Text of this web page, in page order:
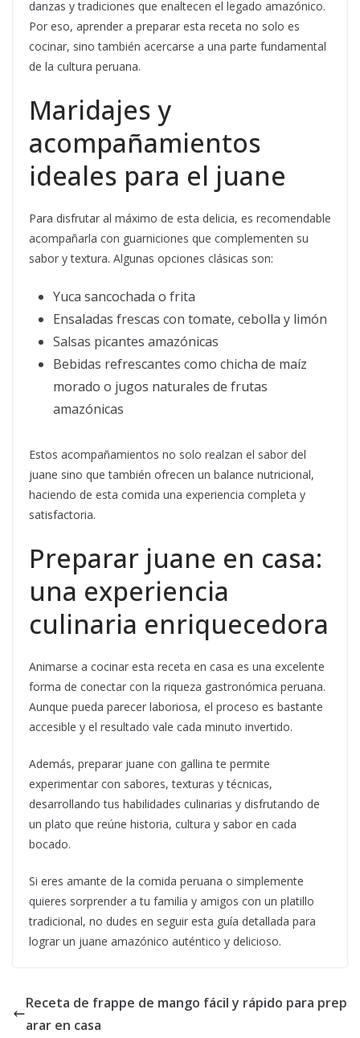
danzas y tradiciones que enaltecen el legado amazónico.
Por eso, aprender a preparar esta receta no solo es
cocinar, sino también acercarse a una parte fundamental
de la cultura peruana.
Maridajes y
acompañamientos
ideales para el juane
Para disfrutar al máximo de esta delicia, es recomendable
acompañarla con guarniciones que complementen su
sabor y textura. Algunas opciones clásicas son:
Yuca sancochada o frita
Ensaladas frescas con tomate, cebolla y limón
Salsas picantes amazónicas
Bebidas refrescantes como chicha de maíz
morado o jugos naturales de frutas
amazónicas
Estos acompañamientos no solo realzan el sabor del
juane sino que también ofrecen un balance nutricional,
haciendo de esta comida una experiencia completa y
satisfactoria.
Preparar juane en casa:
una experiencia
culinaria enriquecedora
Animarse a cocinar esta receta en casa es una excelente
forma de conectar con la riqueza gastronómica peruana.
Aunque pueda parecer laboriosa, el proceso es bastante
accesible y el resultado vale cada minuto invertido.
Además, preparar juane con gallina te permite
experimentar con sabores, texturas y técnicas,
desarrollando tus habilidades culinarias y disfrutando de
un plato que reúne historia, cultura y sabor en cada
bocado.
Si eres amante de la comida peruana o simplemente
quieres sorprender a tu familia y amigos con un platillo
tradicional, no dudes en seguir esta guía detallada para
lograr un juane amazónico auténtico y delicioso.
Receta de frappe de mango fácil y rápido para prep
arar en casa